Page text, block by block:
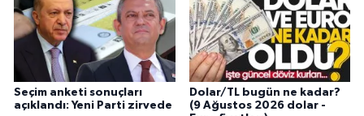
Seçim anketi sonuçları
açıklandı: Yeni Parti zirvede
Dolar/TL bugün ne kadar?
(9 Ağustos 2026 dolar -